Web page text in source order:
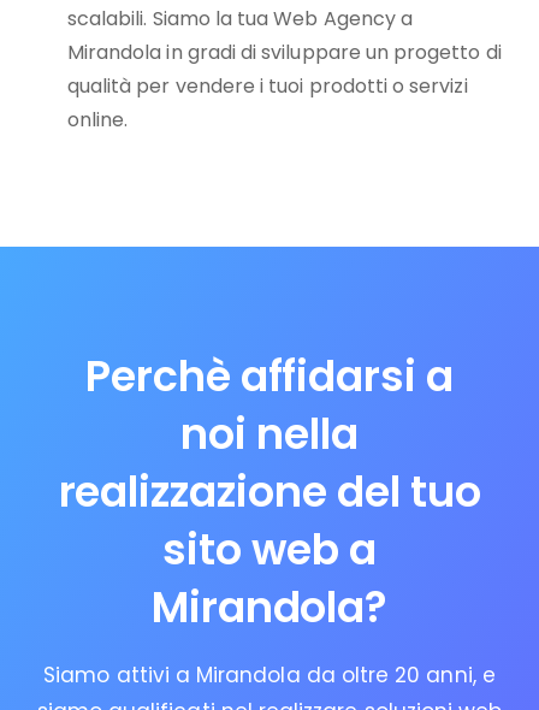
scalabili. Siamo la tua Web Agency a
Mirandola in gradi di sviluppare un progetto di
qualità per vendere i tuoi prodotti o servizi
online.
Perchè affidarsi a
noi nella
realizzazione del tuo
sito web a
Mirandola?
Siamo attivi a Mirandola da oltre 20 anni, e